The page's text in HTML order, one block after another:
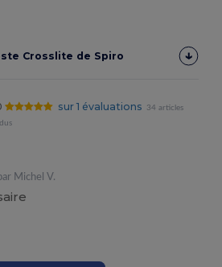
Crosslite de Spiro
sur 1 évaluations
34 articles
Michel V.